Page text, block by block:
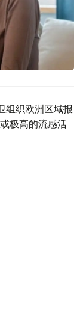
组织欧洲区域报
极高的流感活